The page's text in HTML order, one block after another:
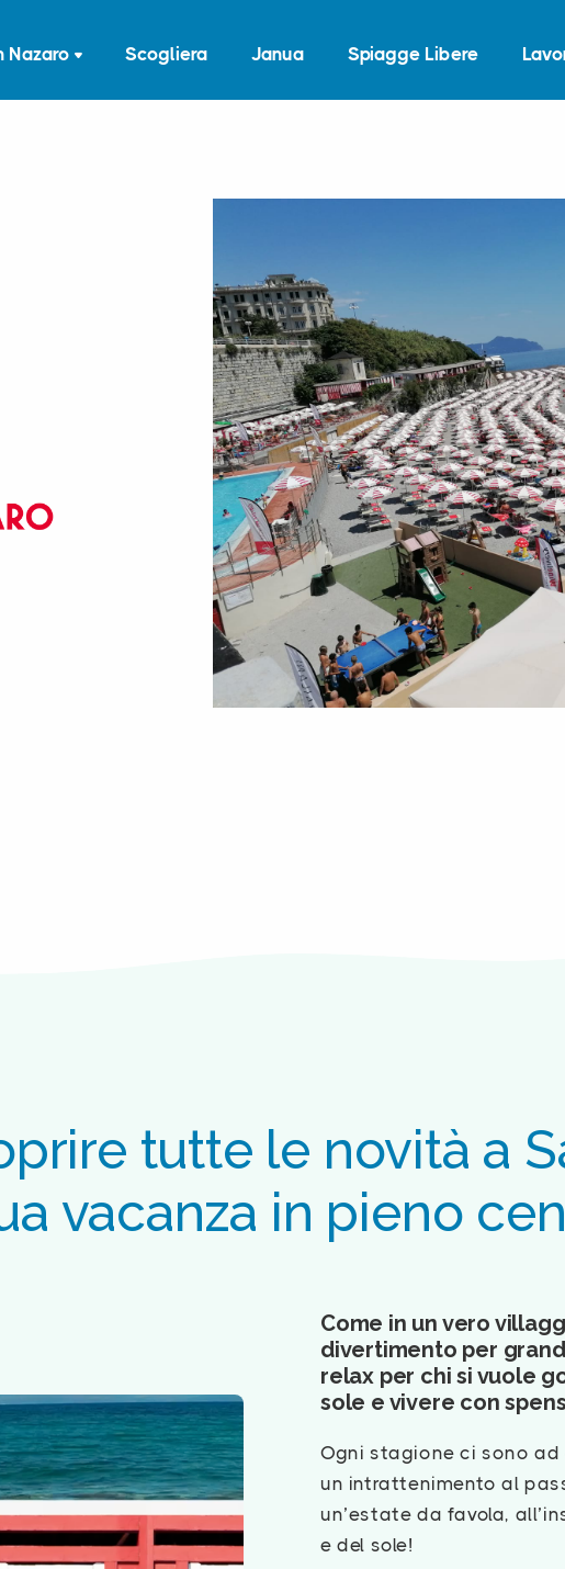
Nazaro Scogliera Janua Spiagge Libere
tutte le novità a
vacanza in pieno
Come in un vero
divertimento per
relax per chi si vuole
sole e vivere con
Ogni stagione ci sono
un intrattenimento al
un’estate da favola,
e del sole!